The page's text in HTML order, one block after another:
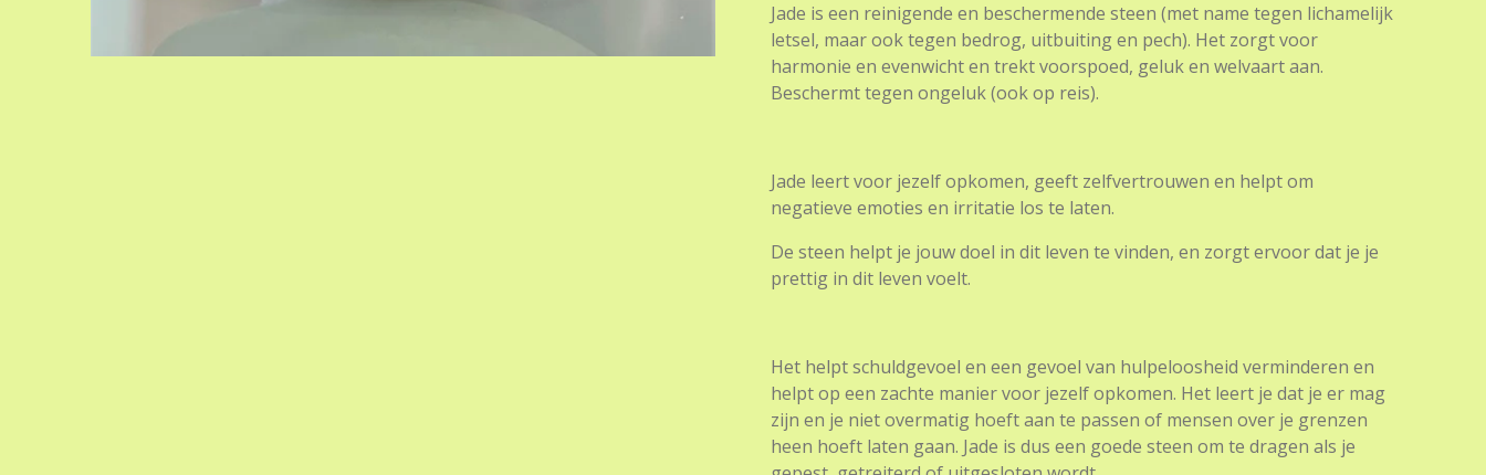
Jade is een reinigende en beschermende steen (met name tegen lichamelijk
letsel, maar ook tegen bedrog, uitbuiting en pech). Het zorgt voor
harmonie en evenwicht en trekt voorspoed, geluk en welvaart aan.
Beschermt tegen ongeluk (ook op reis).
Jade leert voor jezelf opkomen, geeft zelfvertrouwen en helpt om
negatieve emoties en irritatie los te laten.
De steen helpt je jouw doel in dit leven te vinden, en zorgt ervoor dat je je
prettig in dit leven voelt.
Het helpt schuldgevoel en een gevoel van hulpeloosheid verminderen en
helpt op een zachte manier voor jezelf opkomen. Het leert je dat je er mag
zijn en je niet overmatig hoeft aan te passen of mensen over je grenzen
heen hoeft laten gaan. Jade is dus een goede steen om te dragen als je